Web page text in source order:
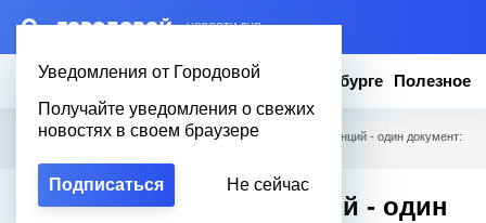
– НОВОСТИ ДНЯ
Уведомления от Городовой
Получайте уведомления о свежих
новостях в своем браузере
Подписаться Не сейчас
Новости Эксклюзив Вопросы о Петербурге Полезное
Городовой Новости Петербурга / Вместо стопки квитанций - один документ:
Вместо стопки квитанций - один